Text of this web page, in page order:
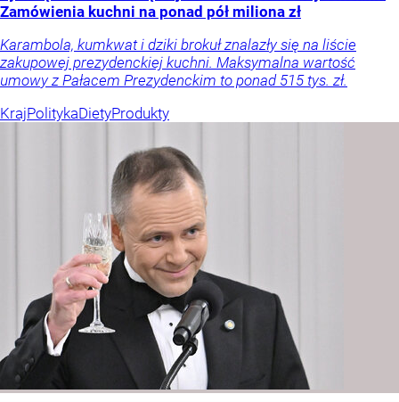
Zamówienia kuchni na ponad pół miliona zł
Karambola, kumkwat i dziki brokuł znalazły się na liście
zakupowej prezydenckiej kuchni. Maksymalna wartość
umowy z Pałacem Prezydenckim to ponad 515 tys. zł.
KrajPolitykaDietyProdukty